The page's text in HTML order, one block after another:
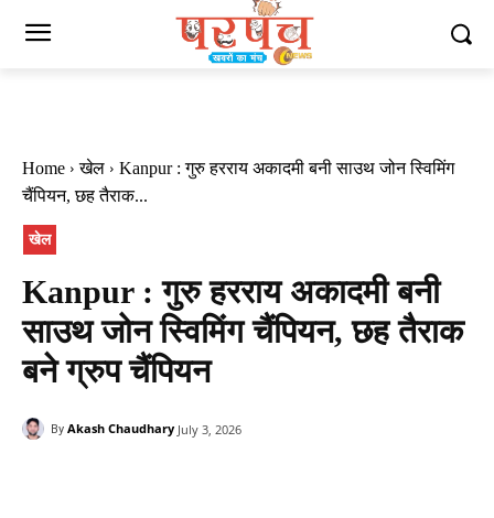
Home खेल
Kanpur : गुरु हरराय अकादमी बनी साउथ जोन स्विमिंग
चैंपियन, छह तैराक...
खेल
Kanpur : गुरु हरराय अकादमी बनी
साउथ जोन स्विमिंग चैंपियन, छह तैराक
बने ग्रुप चैंपियन
By Akash Chaudhary July 3, 2026